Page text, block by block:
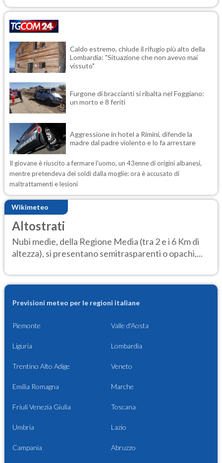
Caldo estremo, chiude il rifugio più alto della
Lombardia: "Situazione che non avevo mai
vissuto"
Furgone di braccianti si ribalta nel Foggiano:
un morto e 8 feriti
Aggressione in hotel a Rimini, difende la
madre dal padre violento e lo fa arrestare
Il giovane è riuscito a fermare l'uomo, un 43enne di origini albanesi,
mentre pretendeva dei soldi dalla moglie: ora è accusato di
maltrattamenti e lesioni
Wikimeteo
Altostrati
Nubi medie, della Regione Media (tra 2 e i 6 Km di
altezza), si presentano semitrasparenti o opachi,...
Previsioni meteo per le regioni italiane
Piemonte Valle d'Aosta
Liguria Lombardia
Trentino Alto Adige Veneto
Emilia Romagna Marche
Friuli Venezia Giulia Toscana
Umbria Lazio
Campania Abruzzo